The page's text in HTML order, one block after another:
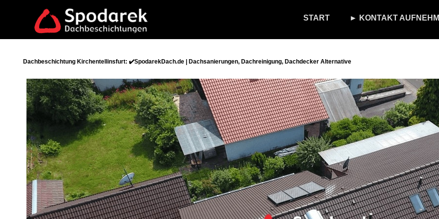
START ► KONTAKT
Dachbeschichtung Kirchentellinsfurt: ✔️SpodarekDach.de | Dachsanierungen, Dachreinigung, Dachdecker Alternative